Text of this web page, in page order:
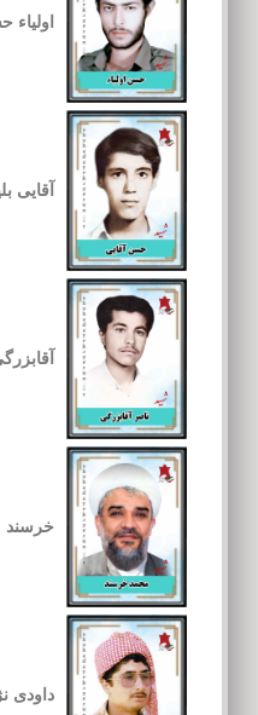
آقایی
خرسند
داودی